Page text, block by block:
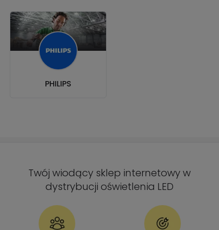
PHILIPS
Twój wiodący sklep internetowy w
dystrybucji oświetlenia LED